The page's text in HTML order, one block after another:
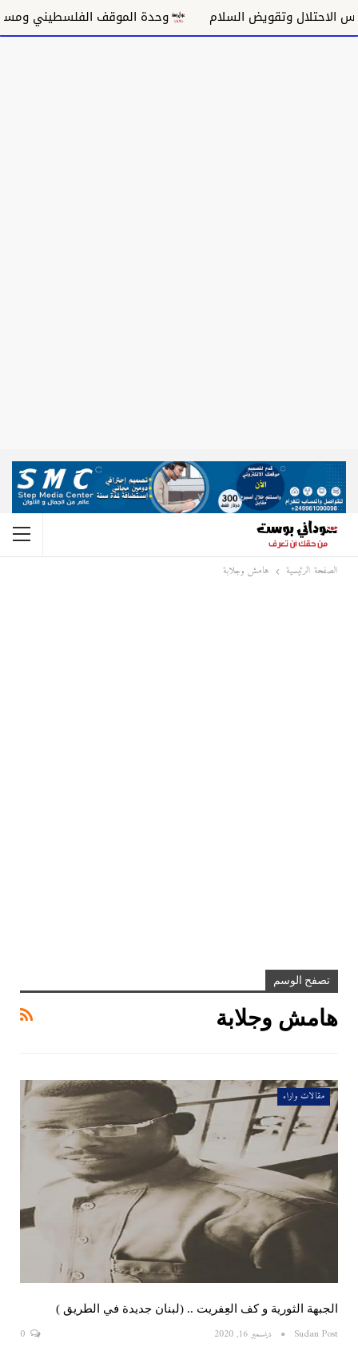
وتقويض السلام وحدة الموقف الفلسطيني ومسار
الصفحة الرئيسية هامش وجلابة
تصفح الوسم
هامش وجلابة
مقالات واراء
الجبهة الثورية و كف العِفريت .. (لبنان جديدة في الطريق )
Sudan Post ديسمبر 16, 2020